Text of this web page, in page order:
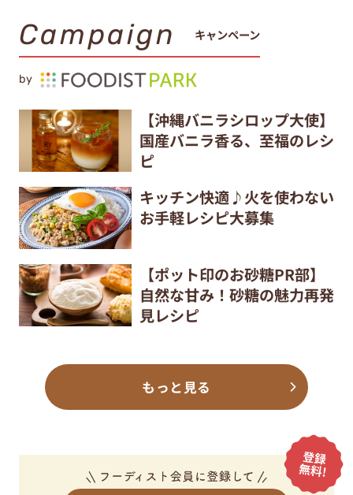
Campaign キャンペーン
by
【沖縄バニラシロップ大使】
国産バニラ香る、至福のレシ
ピ
キッチン快適♪火を使わない
お手軽レシピ大募集
【ポット印のお砂糖PR部】
自然な甘み！砂糖の魅力再発
見レシピ
もっと見る